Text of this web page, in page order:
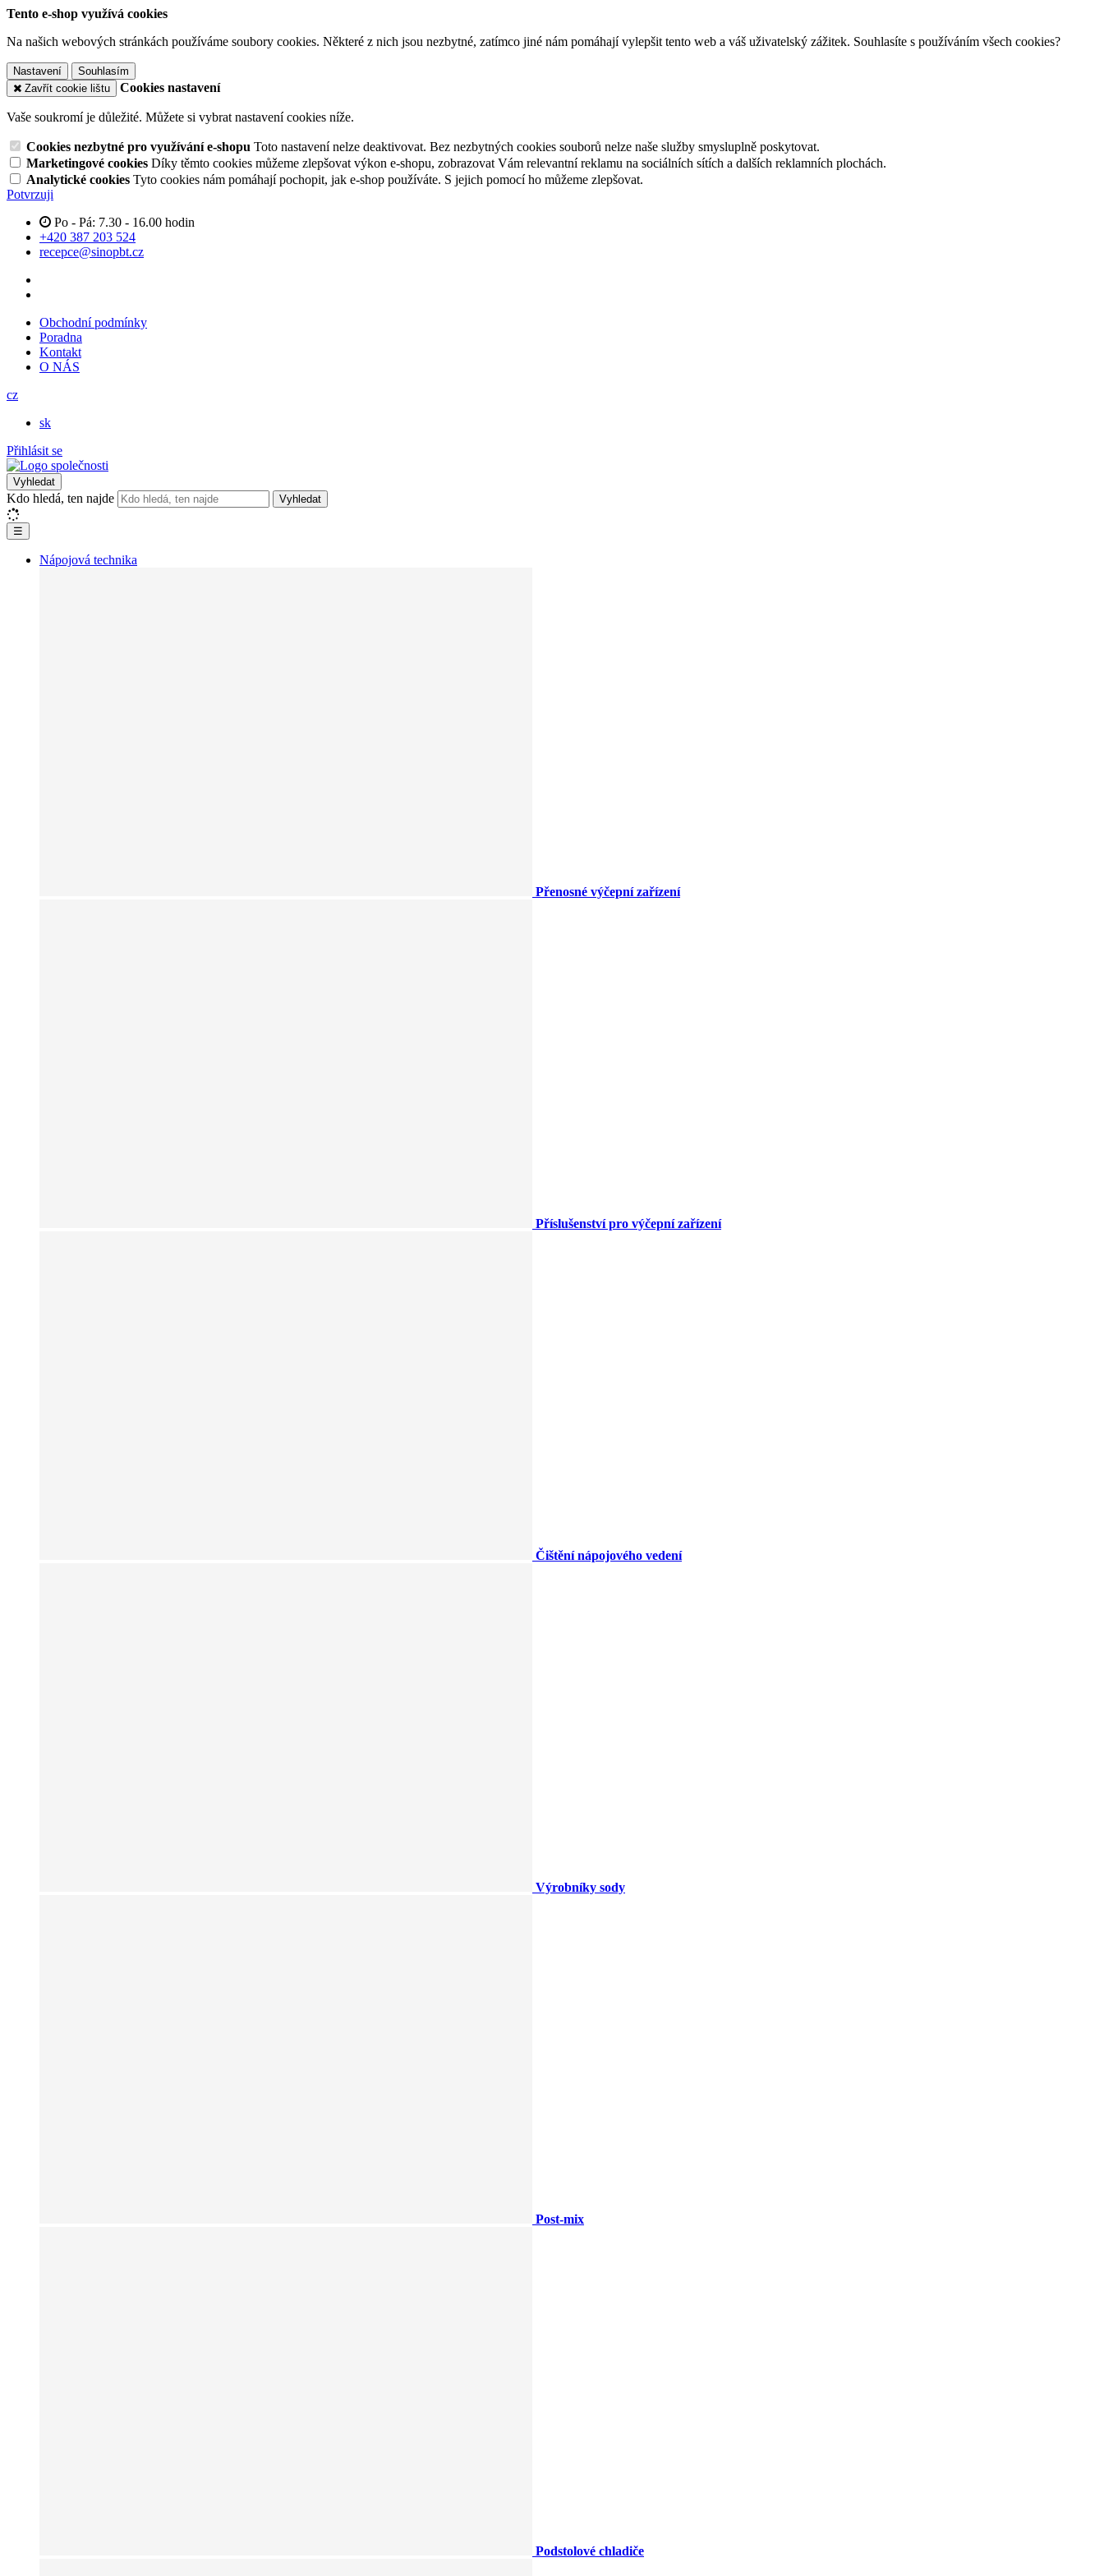
Tento e-shop využívá cookies
Na našich webových stránkách používáme soubory cookies. Některé z nich jsou nezbytné, zatímco jiné nám pomáhají vylepšit tento web a váš uživatelský zážitek. Souhlasíte s používáním všech cookies?
Nastavení
Souhlasím
Zavřít cookie lištu
Cookies nastavení
Vaše soukromí je důležité. Můžete si vybrat nastavení cookies níže.
Cookies nezbytné pro využívání e-shopu Toto nastavení nelze deaktivovat. Bez nezbytných cookies souborů nelze naše služby smysluplně poskytovat.
Marketingové cookies Díky těmto cookies můžeme zlepšovat výkon e-shopu, zobrazovat Vám relevantní reklamu na sociálních sítích a dalších reklamních plochách.
Analytické cookies Tyto cookies nám pomáhají pochopit, jak e-shop používáte. S jejich pomocí ho můžeme zlepšovat.
Potvrzuji
Po - Pá: 7.30 - 16.00 hodin
+420 387 203 524
recepce@sinopbt.cz
Obchodní podmínky
Poradna
Kontakt
O NÁS
cz
sk
Přihlásit se
Vyhledat
Kdo hledá, ten najde Vyhledat
☰
Nápojová technika
Přenosné výčepní zařízení
Příslušenství pro výčepní zařízení
Čištění nápojového vedení
Výrobníky sody
Post-mix
Podstolové chladiče